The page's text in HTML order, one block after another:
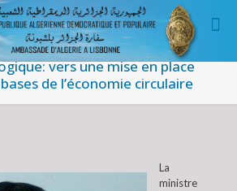
vers une mise en place
de l’économie circulaire
La
ministre